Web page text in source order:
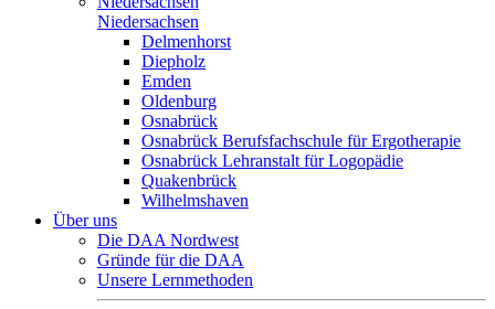
Niedersachsen
Delmenhorst
Diepholz
Emden
Oldenburg
Osnabrück
Osnabrück Berufsfachschule für Ergotherapie
Osnabrück Lehranstalt für Logopädie
Quakenbrück
Wilhelmshaven
Über uns
Die DAA Nordwest
Gründe für die DAA
Unsere Lernmethoden